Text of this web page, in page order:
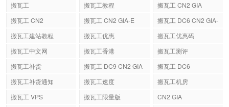
搬瓦工 搬瓦工教程
搬瓦工 CN2 GIA
搬瓦工 CN2
搬瓦工 CN2 GIA-E
搬瓦工 DC6 CN2 GIA-
搬瓦工建站教程 搬瓦工优惠
搬瓦工优惠码
搬瓦工中文网
搬瓦工香港
搬瓦工测评
搬瓦工补货
搬瓦工 DC9 CN2 GIA
搬瓦工 DC6
搬瓦工补货通知
搬瓦工速度
搬瓦工机房
搬瓦工 VPS
搬瓦工限量版
CN2 GIA